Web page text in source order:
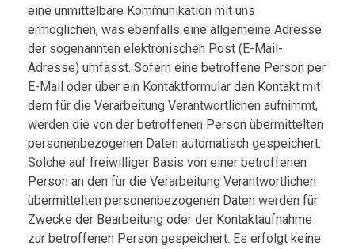
eine unmittelbare Kommunikation mit uns
ermöglichen, was ebenfalls eine allgemeine Adresse
der sogenannten elektronischen Post (E-Mail-
Adresse) umfasst. Sofern eine betroffene Person per
E-Mail oder über ein Kontaktformular den Kontakt mit
dem für die Verarbeitung Verantwortlichen aufnimmt,
werden die von der betroffenen Person übermittelten
personenbezogenen Daten automatisch gespeichert.
Solche auf freiwilliger Basis von einer betroffenen
Person an den für die Verarbeitung Verantwortlichen
übermittelten personenbezogenen Daten werden für
Zwecke der Bearbeitung oder der Kontaktaufnahme
zur betroffenen Person gespeichert. Es erfolgt keine